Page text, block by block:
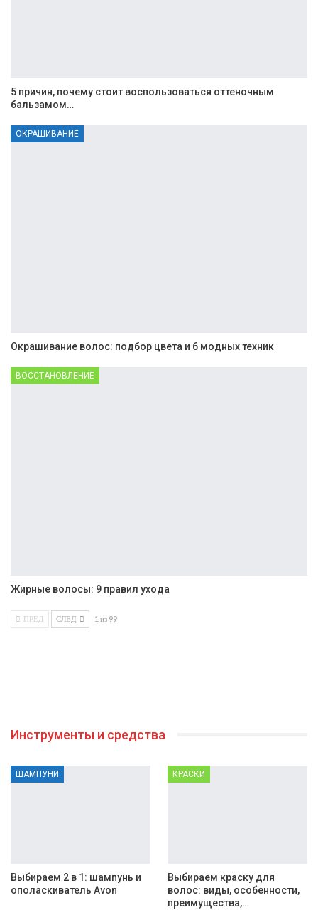
5 причин, почему стоит воспользоваться оттеночным
бальзамом…
ОКРАШИВАНИЕ
Окрашивание волос: подбор цвета и 6 модных техник
ВОССТАНОВЛЕНИЕ
Жирные волосы: 9 правил ухода
ПРЕД СЛЕД 1 из 99
Инструменты и средства
ШАМПУНИ
Выбираем 2 в 1: шампунь и
ополаскиватель Avon
КРАСКИ
Выбираем краску для
волос: виды, особенности,
преимущества,…